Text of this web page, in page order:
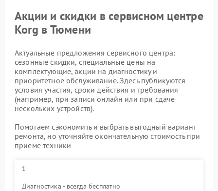
Акции и скидки в сервисном центре
Korg в Тюмени
Актуальные предложения сервисного центра:
сезонные скидки, специальные цены на
комплектующие, акции на диагностику и
приоритетное обслуживание. Здесь публикуются
условия участия, сроки действия и требования
(например, при записи онлайн или при сдаче
нескольких устройств).
Помогаем сэкономить и выбрать выгодный вариант
ремонта, но уточняйте окончательную стоимость при
приёме техники
1
Диагностика - всегда бесплатно